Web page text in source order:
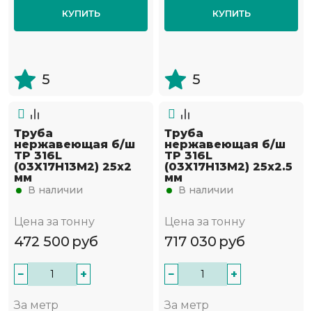
КУПИТЬ
5
КУПИТЬ
5
Труба
нержавеющая б/ш
TP 316L
(03Х17Н13М2) 25х2
мм
В наличии
Цена за тонну
472 500 руб
− +
За метр
Труба
нержавеющая б/ш
TP 316L
(03Х17Н13М2) 25х2.5
мм
В наличии
Цена за тонну
717 030 руб
− +
За метр